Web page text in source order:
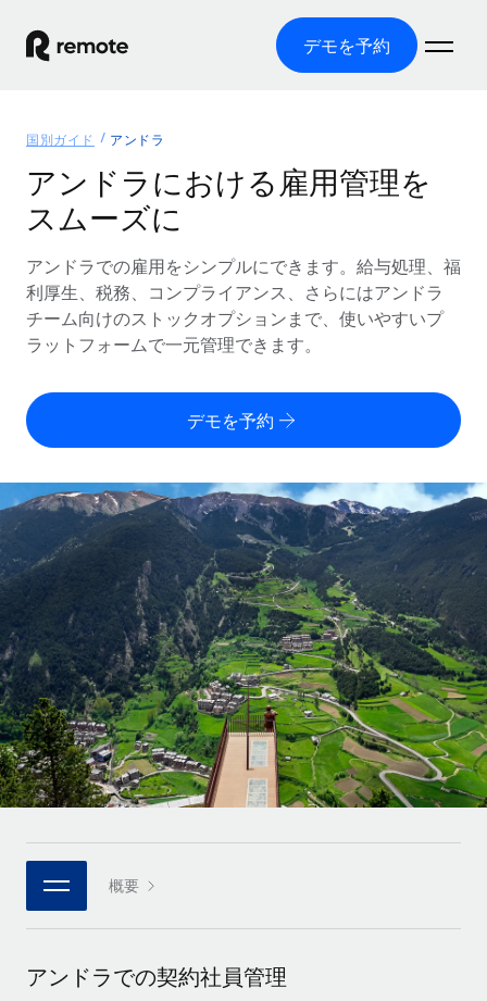
デモを予約
グローバル雇用
グローバル給与処理
コンプライアンス対応の給与処理を手軽に
Employer of Record（EOR）
グローバル展開をコストをかけずに実現
Contractor of Record
世界中の契約社員と法令を遵守して契約
世界中の契約社員をオンボーディングし、管理
PEO
複雑な雇用関連業務を外部委託
インフラ
Remote統合
人事機能をワークフローにシームレスに統合する
プラットフォーム
チームのための人事の基本機能を内蔵
接続 新しい
当社のMCPを使用して、あらゆるAIツールをRemoteに接続
統合
基本的なビジネスツールを活用して業務プロセスを効率化す
ソリューション
各国の制度に対応
国別ガイド
/国別のグローバル雇用支援を検索する
Remoteを他社と比較
成長の段階
スタートアップ
成長中の企業向けのアジャイルなグローバルHR・給与処理ソ
リューション
ミッドマーケット
カスタマイズされた人事ソリューションでチームを拡大する
企業
大企業向けのグローバルHR
パートナーに登録
戦略的テクノロジーパートナー
グローバルな人事機能を柔軟に自社プラットフォームへ統合
当社とのパートナーシップの可能性を検討する
リソース
ツールと計算ツール
従業員コスト計算ツール
契約社員の報酬計算ツール
グローバルな契約社員向けに、通貨オプションと支払スピー
REMOTEで学習
リサーチおよびガイド
活用事例
HR用語集
チェックリストおよびテンプレート
職務内容ライブラリ
ウェビナー
イベント
ニュースルーム
価格
English
Nederlands
Français
Deutsch
Español
Italiano
Português (Portugal)
日本語
한국어
ログイン
国別ガイド アンドラ
アンドラにおける雇用管理を
スムーズに
アンドラでの雇用をシンプルにできます。給与処理、福
利厚生、税務、コンプライアンス、さらにはアンドラ
チーム向けのストックオプションまで、使いやすいプ
ラットフォームで一元管理できます。
デモを予約
概要
アンドラでの契約社員管理